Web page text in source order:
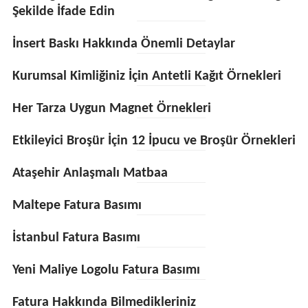
Şekilde İfade Edin
İnsert Baskı Hakkında Önemli Detaylar
Kurumsal Kimliğiniz İçin Antetli Kağıt Örnekleri
Her Tarza Uygun Magnet Örnekleri
Etkileyici Broşür İçin 12 İpucu ve Broşür Örnekleri
Ataşehir Anlaşmalı Matbaa
Maltepe Fatura Basımı
İstanbul Fatura Basımı
Yeni Maliye Logolu Fatura Basımı
Fatura Hakkında Bilmedikleriniz